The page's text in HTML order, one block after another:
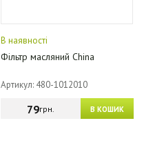
В наявності
Фільтр масляний China
Артикул: 480-1012010
В КОШИК
79грн.